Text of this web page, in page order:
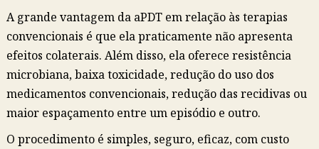
A grande vantagem da aPDT em relação às terapias
convencionais é que ela praticamente não apresenta
efeitos colaterais. Além disso, ela oferece resistência
microbiana, baixa toxicidade, redução do uso dos
medicamentos convencionais, redução das recidivas ou
maior espaçamento entre um episódio e outro.
O procedimento é simples, seguro, eficaz, com custo